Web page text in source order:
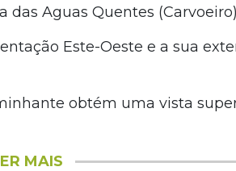
das Aguas Quentes
Este-Oeste e a sua
obtém uma vista
MAIS